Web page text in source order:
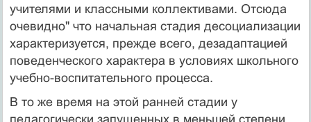
учителями и классными коллективами. Отсюда
очевидно" что начальная стадия десоциализации
характеризуется, прежде всего, дезадаптацией
поведенческого характера в условиях школьного
учебно-воспитательного процесса.
В то же время на этой ранней стадии у